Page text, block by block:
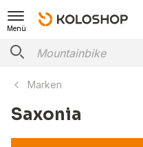
Menü
Marken
Saxonia